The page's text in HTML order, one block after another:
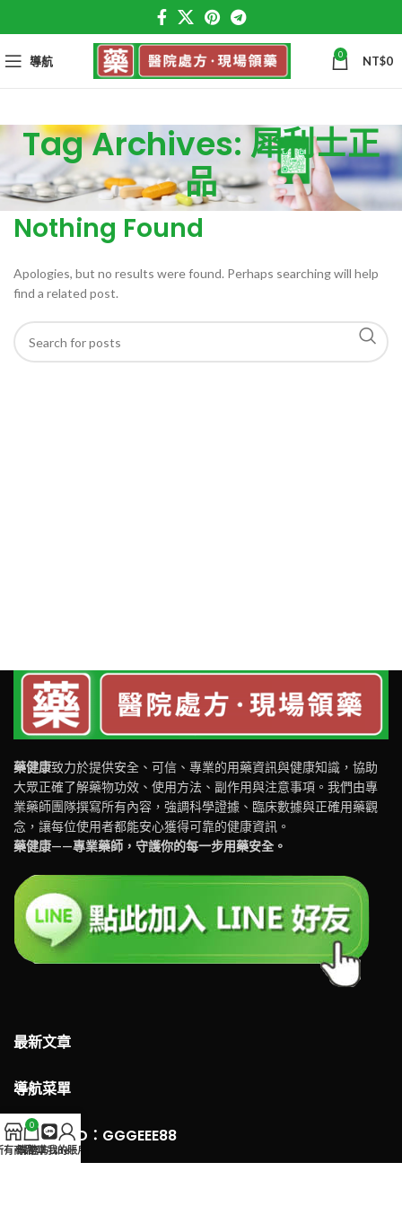
導航 0 NT$0
Tag Archives: 犀利士正
品
Nothing Found
Apologies, but no results were found. Perhaps searching will help
find a related post.
藥健康致力於提供安全、可信、專業的用藥資訊與健康知識，協助
大眾正確了解藥物功效、使用方法、副作用與注意事項。我們由專
業藥師團隊撰寫所有內容，強調科學證據、臨床數據與正確用藥觀
念，讓每位使用者都能安心獲得可靠的健康資訊。
藥健康——專業藥師，守護你的每一步用藥安全。
最新文章
導航菜單
LINE 客服ID：GGGEEE88
有商品
0
購物車官方Line
我的賬戶